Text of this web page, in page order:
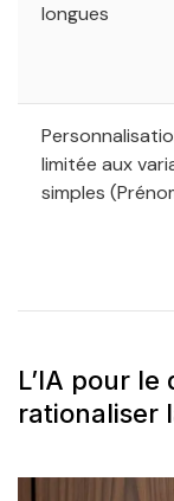
longues
limitée aux
simples
L’IA pour
rationaliser